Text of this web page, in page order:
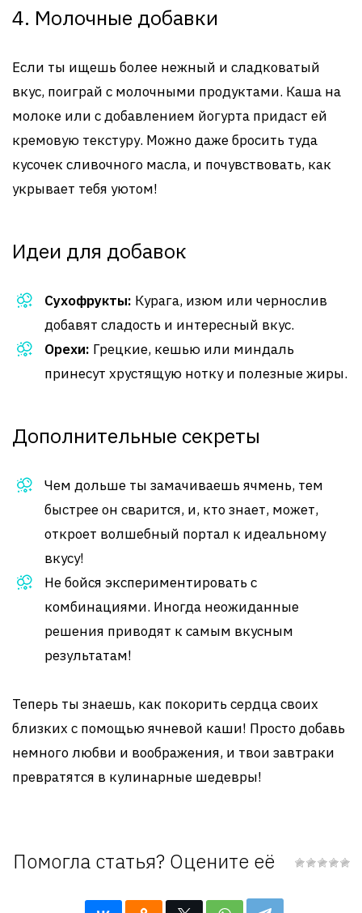
4. Молочные добавки
Если ты ищешь более нежный и сладковатый
вкус, поиграй с молочными продуктами. Каша на
молоке или с добавлением йогурта придаст ей
кремовую текстуру. Можно даже бросить туда
кусочек сливочного масла, и почувствовать, как
укрывает тебя уютом!
Идеи для добавок
Сухофрукты: Курага, изюм или чернослив
добавят сладость и интересный вкус.
Орехи: Грецкие, кешью или миндаль
принесут хрустящую нотку и полезные жиры.
Дополнительные секреты
Чем дольше ты замачиваешь ячмень, тем
быстрее он сварится, и, кто знает, может,
откроет волшебный портал к идеальному
вкусу!
Не бойся экспериментировать с
комбинациями. Иногда неожиданные
решения приводят к самым вкусным
результатам!
Теперь ты знаешь, как покорить сердца своих
близких с помощью ячневой каши! Просто добавь
немного любви и воображения, и твои завтраки
превратятся в кулинарные шедевры!
Помогла статья? Оцените её